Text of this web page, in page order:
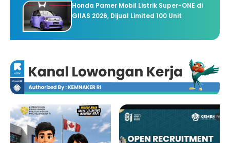
Honda Pamer Mobil Listrik Super-ONE di
GIIAS 2026, Dijual Limited 100 Unit